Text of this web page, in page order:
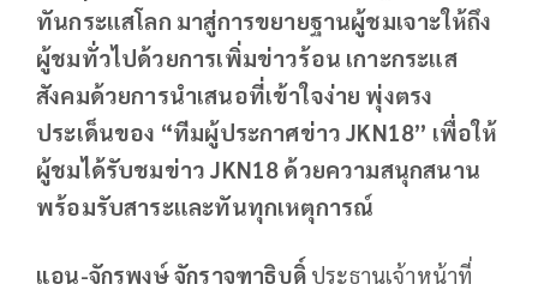
ทันกระแสโลก มาสู่การขยายฐานผู้ชมเจาะให้ถึง
ผู้ชมทั่วไปด้วยการเพิ่มข่าวร้อน เกาะกระแส
สังคมด้วยการนำเสนอที่เข้าใจง่าย พุ่งตรง
ประเด็นของ “ทีมผู้ประกาศข่าว JKN18” เพื่อให้
ผู้ชมได้รับชมข่าว JKN18 ด้วยความสนุกสนาน
พร้อมรับสาระและทันทุกเหตุการณ์
แอน-จักรพงษ์ จักราจุฑาธิบดิ์ประธานเจ้าหน้าที่